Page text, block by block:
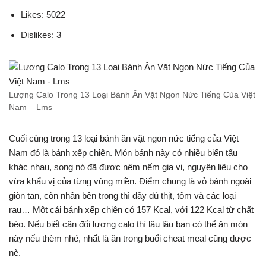
Likes: 5022
Dislikes: 3
Lượng Calo Trong 13 Loại Bánh Ăn Vặt Ngon Nức Tiếng Của Việt
Nam – Lms
Cuối cùng trong 13 loại bánh ăn vặt ngon nức tiếng của Việt
Nam đó là bánh xếp chiên. Món bánh này có nhiều biến tấu
khác nhau, song nó đã được nêm nếm gia vị, nguyên liệu cho
vừa khẩu vị của từng vùng miền. Điểm chung là vỏ bánh ngoài
giòn tan, còn nhân bên trong thì đầy đủ thịt, tôm và các loại
rau… Một cái bánh xếp chiên có 157 Kcal, với 122 Kcal từ chất
béo. Nếu biết cân đối lượng calo thì lâu lâu bạn có thể ăn món
này nếu thèm nhé, nhất là ăn trong buổi cheat meal cũng được
nè.